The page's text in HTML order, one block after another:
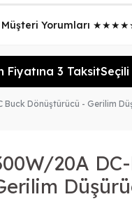
Müşteri Yorumları
3 TaksitSeçili
Buck Dönüştürücü - Gerilim
20A